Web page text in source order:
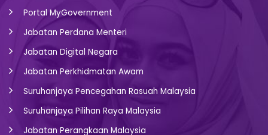
Portal MyGovernment
Jabatan Perdana Menteri
Jabatan Digital Negara
Jabatan Perkhidmatan Awam
Suruhanjaya Pencegahan Rasuah Malaysia
Suruhanjaya Pilihan Raya Malaysia
Jabatan Perangkaan Malaysia